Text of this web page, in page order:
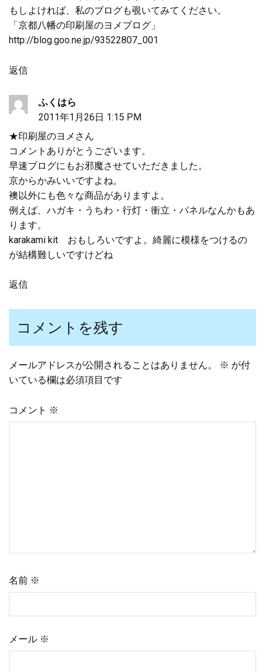
もしよければ、私のブログも覗いてみてください。
「京都八幡の印刷屋のヨメブログ」
http://blog.goo.ne.jp/93522807_001
返信
ふくはら
2011年1月26日 1:15 PM
★印刷屋のヨメさん
コメントありがとうございます。
早速ブログにもお邪魔させていただきました。
京からかみいいですよね。
襖以外にも色々な商品がありますよ。
例えば、ハガキ・うちわ・行灯・衝立・パネルなんかもあ
ります。
karakami kit おもしろいですよ。綺麗に模様をつけるの
が結構難しいですけどね
返信
コメントを残す
メールアドレスが公開されることはありません。 ※ が付
いている欄は必須項目です
コメント ※
名前 ※
メール ※